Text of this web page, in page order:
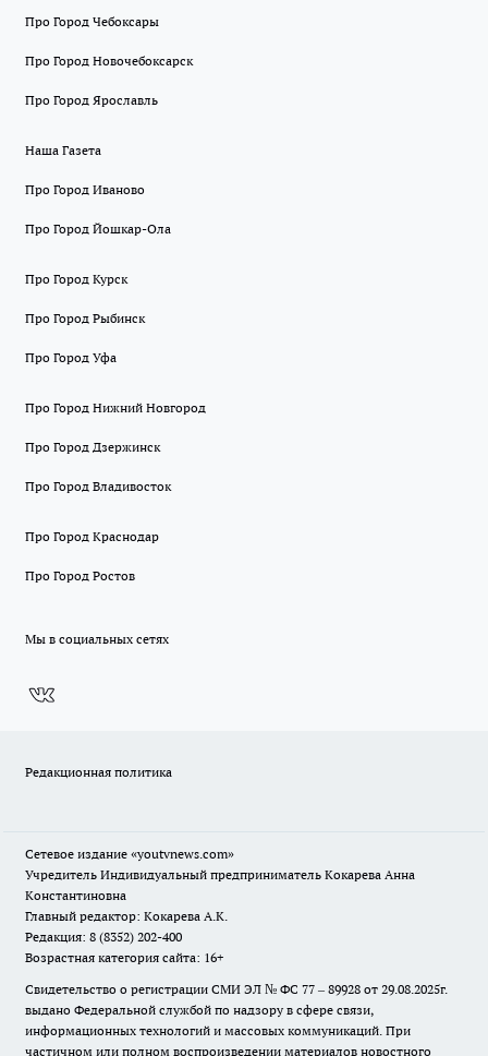
Про Город Чебоксары
Про Город Новочебоксарск
Про Город Ярославль
Наша Газета
Про Город Иваново
Про Город Йошкар-Ола
Про Город Курск
Про Город Рыбинск
Про Город Уфа
Про Город Нижний Новгород
Про Город Дзержинск
Про Город Владивосток
Про Город Краснодар
Про Город Ростов
Мы в социальных сетях
Редакционная политика
Сетевое издание «youtvnews.com»
Учредитель Индивидуальный предприниматель Кокарева Анна
Константиновна
Главный редактор: Кокарева А.К.
Редакция: 8 (8352) 202-400
Возрастная категория сайта: 16+
Свидетельство о регистрации СМИ ЭЛ № ФС 77 – 89928 от 29.08.2025г.
выдано Федеральной службой по надзору в сфере связи,
информационных технологий и массовых коммуникаций. При
частичном или полном воспроизведении материалов новостного